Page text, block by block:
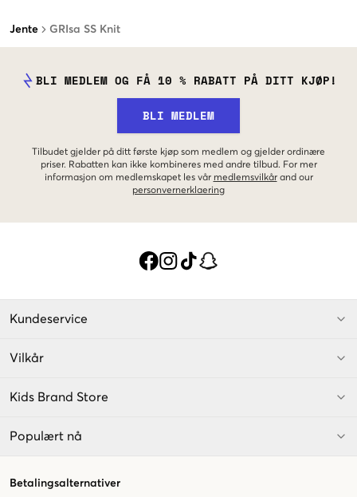
Jente GRIsa SS Knit
BLI MEDLEM OG FÅ 10 % RABATT PÅ DITT KJØP!
BLI MEDLEM
Tilbudet gjelder på ditt første kjøp som medlem og gjelder ordinære
priser. Rabatten kan ikke kombineres med andre tilbud. For mer
informasjon om medlemskapet les vår medlemsvilkår and our
personvernerklaering
Kundeservice
Vilkår
Kids Brand Store
Populært nå
Betalingsalternativer